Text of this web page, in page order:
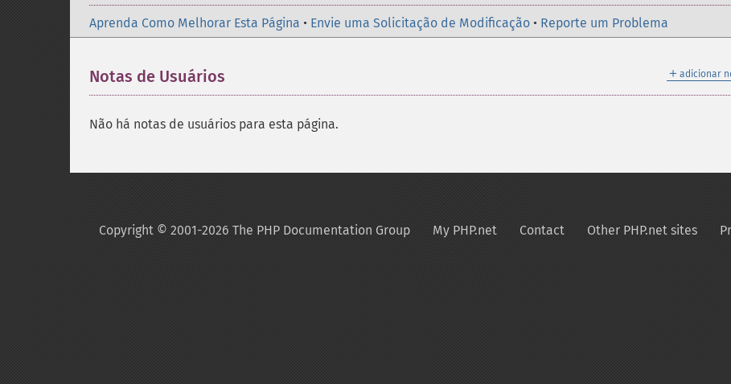
Aprenda Como Melhorar Esta Página • Envie uma Solicitação de Modificação • Reporte um Problema
＋ adicionar
Notas de Usuários
Não há notas de usuários para esta página.
Copyright © 2001-2026 The PHP Documentation Group My PHP.net Contact Other PHP.net sites